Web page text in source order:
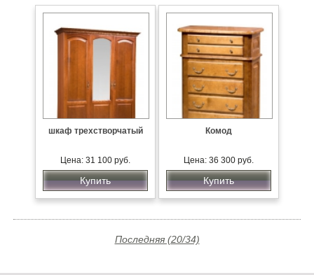
шкаф трехстворчатый
Цена: 31 100 руб.
Купить
Комод
Цена: 36 300 руб.
Купить
Последняя (20/34)